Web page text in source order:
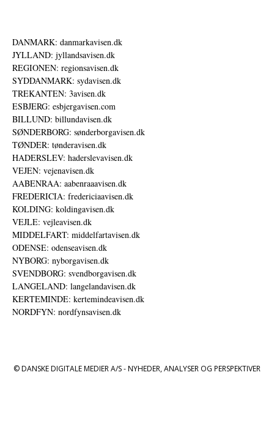
DANMARK: danmarkavisen.dk
JYLLAND: jyllandsavisen.dk
REGIONEN: regionsavisen.dk
SYDDANMARK: sydavisen.dk
TREKANTEN: 3avisen.dk
ESBJERG: esbjergavisen.com
BILLUND: billundavisen.dk
SØNDERBORG: sønderborgavisen.dk
TØNDER: tønderavisen.dk
HADERSLEV: haderslevavisen.dk
VEJEN: vejenavisen.dk
AABENRAA: aabenraaavisen.dk
FREDERICIA: fredericiaavisen.dk
KOLDING: koldingavisen.dk
VEJLE: vejleavisen.dk
MIDDELFART: middelfartavisen.dk
ODENSE: odenseavisen.dk
NYBORG: nyborgavisen.dk
SVENDBORG: svendborgavisen.dk
LANGELAND: langelandavisen.dk
KERTEMINDE: kertemindeavisen.dk
NORDFYN: nordfynsavisen.dk
© DANSKE DIGITALE MEDIER A/S - NYHEDER, ANALYSER OG PERSPEKTIVER